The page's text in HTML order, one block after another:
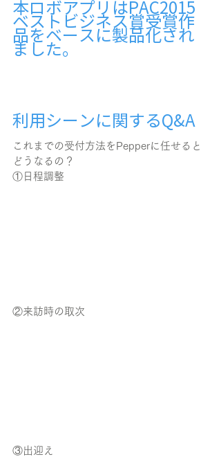
本ロボアプリはPAC2015
ベストビジネス賞受賞作
品をベースに製品化され
ました。
利用シーンに関するQ&A
これまでの受付方法をPepperに任せると
どうなるの？
①日程調整
②来訪時の取次
③出迎え